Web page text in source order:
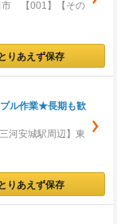
市 【001】【その
とりあえず保存
ル作業★長期も歓
河安城駅周辺】東
とりあえず保存